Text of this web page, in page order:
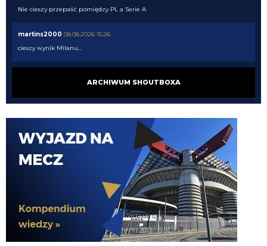
Nie cieszy przepaść pomiędzy PL a Serie A
martins2000 08.08.2026 15:26
cieszy wynik Milanu...
a ty nad czym pracujesz tukory aktualnie
FENDI_SOSA
tyle ze musi popracowac w defensywie bardziej
08.08.2026 15:03
jego przeciwienistwo.
FENDI_SOSA
08.08.2026 15:03
jeszcze jak spojrzysz na lh xd
ARCHIWUM SHOUTBOXA